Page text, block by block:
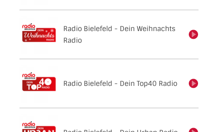
Radio Bielefeld - Dein Weihnachts
Radio
Radio Bielefeld - Dein Top40 Radio
einschalten